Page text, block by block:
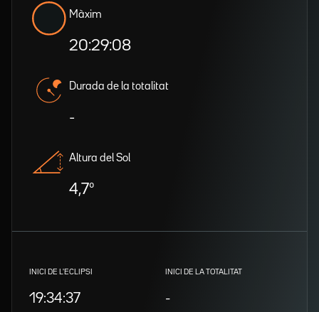
Màxim
20:29:08
Durada de la totalitat
-
Altura del Sol
4,7º
INICI DE L'ECLIPSI
19:34:37
INICI DE LA TOTALITAT
-